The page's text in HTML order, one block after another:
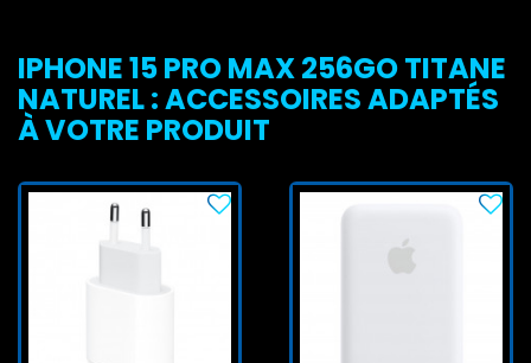
IPHONE 15 PRO MAX 256GO TITANE
NATUREL : ACCESSOIRES ADAPTÉS
À VOTRE PRODUIT